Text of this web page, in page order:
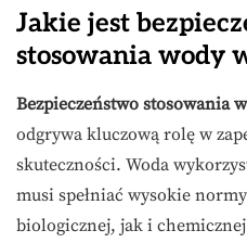
Jakie jest
stosowania wody
Bezpieczeństwo stosowania
odgrywa kluczową rolę w
skuteczności. Woda
musi spełniać wysokie
biologicznej, jak i